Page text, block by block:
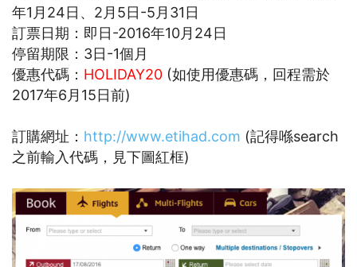
年1月24日、2月5日-5月31日
訂票日期：即日-2016年10月24日
停留期限：3日-1個月
優惠代碼： HOLIDAY20 (如使用優惠碼，回程需於
2017年6月15日前)
訂購網址： http://www.etihad.com (記得喺search
之前輸入代碼，見下圖紅框)